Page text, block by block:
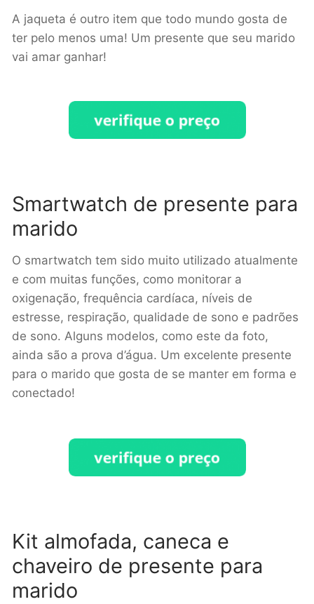
A jaqueta é outro item que todo mundo gosta de
ter pelo menos uma! Um presente que seu marido
vai amar ganhar!
Smartwatch de presente para
marido
O smartwatch tem sido muito utilizado atualmente
e com muitas funções, como monitorar a
oxigenação, frequência cardíaca, níveis de
estresse, respiração, qualidade de sono e padrões
de sono. Alguns modelos, como este da foto,
ainda são a prova d’água. Um excelente presente
para o marido que gosta de se manter em forma e
conectado!
Kit almofada, caneca e
chaveiro de presente para
marido